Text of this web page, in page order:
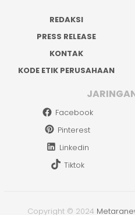
REDAKSI
PRESS RELEASE
KONTAK
KODE ETIK PERUSAHAAN
Facebook
Pinterest
Linkedin
Tiktok
Copyright © 2024